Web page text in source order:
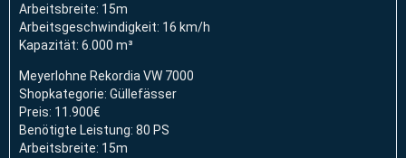
Arbeitsbreite: 15m
Arbeitsgeschwindigkeit: 16 km/h
Kapazität: 6.000 m³
Meyerlohne Rekordia VW 7000
Shopkategorie: Güllefässer
Preis: 11.900€
Benötigte Leistung: 80 PS
Arbeitsbreite: 15m